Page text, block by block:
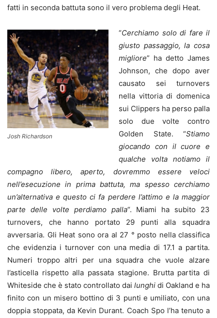
fatti in seconda battuta sono il vero problema degli Heat.
Josh Richardson
“Cerchiamo solo di fare il
giusto passaggio, la cosa
migliore” ha detto James
Johnson, che dopo aver
causato sei turnovers
nella vittoria di domenica
sui Clippers ha perso palla
solo due volte contro
Golden State. “Stiamo
giocando con il cuore e
qualche volta notiamo il
compagno libero, aperto, dovremmo essere veloci
nell’esecuzione in prima battuta, ma spesso cerchiamo
un’alternativa e questo ci fa perdere l’attimo e la maggior
parte delle volte perdiamo palla“. Miami ha subito 23
turnovers, che hanno portato 29 punti alla squadra
avversaria. Gli Heat sono ora al 27 ° posto nella classifica
che evidenzia i turnover con una media di 17.1 a partita.
Numeri troppo altri per una squadra che vuole alzare
l’asticella rispetto alla passata stagione. Brutta partita di
Whiteside che è stato controllato dai lunghi di Oakland e ha
finito con un misero bottino di 3 punti e umiliato, con una
doppia stoppata, da Kevin Durant. Coach Spo l’ha tenuto a